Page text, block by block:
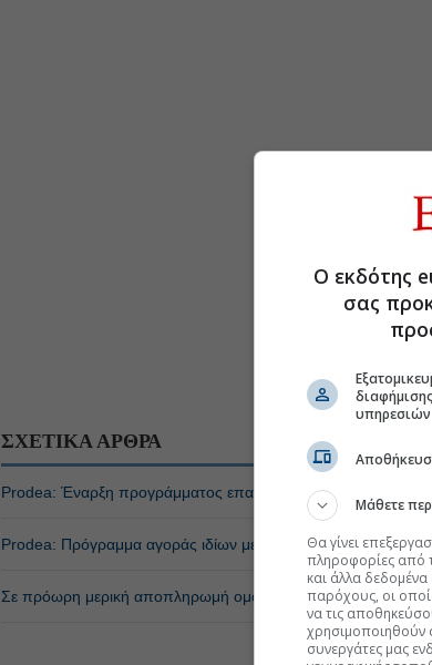
ΣΧΕΤΙΚΑ ΑΡΘΡΑ
Prodea: Έναρξη προγράμματος επαναγοράς ιδίων μετοχών
Prodea: Πρόγραμμα αγοράς ιδίων μετοχών ενέκρινε η ΓΣ
Σε πρόωρη μερική αποπληρωμή ομολόγου ύψους 120 εκατ.
Ο εκδότης
σας
υπηρεσιών
Μάθετε
Θα γίνει
πληροφορίες από
και άλλα
παρόχους, οι
να τις
χρησιμοποιηθούν
συνεργάτες μας